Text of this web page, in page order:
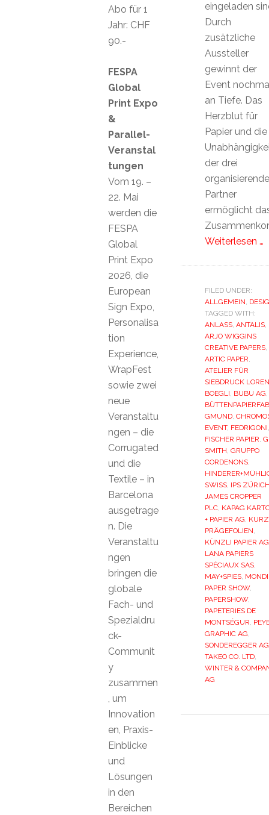
eingeladen
Durch
zusätzliche
Aussteller
gewinnt der
Event
an Tiefe. Das
Herzblut für
Papier und die
der drei
Partner
ermöglicht
Weiterlesen …
FILED UNDER:
ALLGEMEIN,
TAGGED WITH:
ANLASS, ANTALIS,
ARJO WIGGINS
CREATIVE PAPERS,
ARTIC PAPER,
ATELIER FÜR
SIEBDRUCK
BOEGLI, BUBU AG,
GMUND,
EVENT, FEDRIGONI,
FISCHER PAPIER,
SMITH, GRUPPO
CORDENONS,
SWISS, IPS
JAMES CROPPER
PLC, KAPAG
+ PAPIER AG, KURZ
PRÄGEFOLIEN,
KÜNZLI PAPIER AG
LANA PAPIERS
SPÉCIAUX SAS,
MAY+SPIES, MONDI
PAPER SHOW,
PAPERSHOW,
PAPETERIES DE
MONTSÉGUR,
GRAPHIC AG,
SONDEREGGER AG
TAKEO CO. LTD,
WINTER &
AG
Abo für 1
Jahr: CHF
90.-
FESPA
Global
Print Expo
&
Parallel-
Veranstal
tungen
Vom 19. –
22. Mai
werden die
FESPA
Global
Print Expo
2026, die
European
Sign Expo,
Personalisa
tion
Experience,
WrapFest
sowie zwei
neue
Veranstaltu
ngen – die
Corrugated
und die
Textile – in
Barcelona
ausgetrage
n. Die
Veranstaltu
ngen
bringen die
globale
Fach- und
Spezialdru
ck-
Communit
y
zusammen
, um
Innovation
en, Praxis-
Einblicke
und
Lösungen
in den
Bereichen